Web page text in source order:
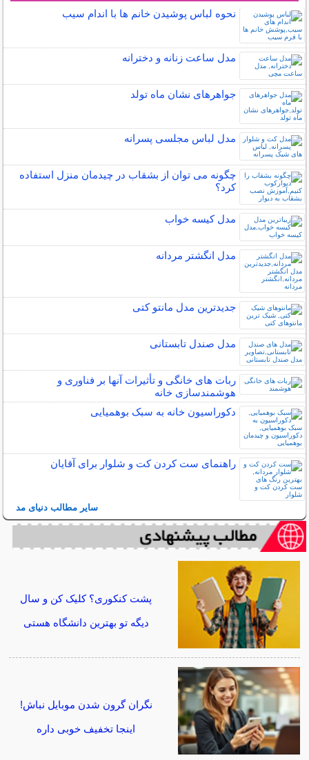
نحوه لباس پوشیدن خانم ها با اندام سیب
مدل ساعت زنانه و دخترانه
جواهرهای نشان ماه تولد
مدل لباس مجلسی پسرانه
چگونه می توان از بشقاب در چیدمان منزل استفاده
کرد؟
مدل کیسه خواب
مدل انگشتر مردانه
جدیدترین مدل مانتو کتی
مدل صندل تابستانی
ربات ‌های خانگی و تأثیرات آنها بر فناوری و
هوشمندسازی خانه
دکوراسیون خانه به سبک بوهمیایی
راهنمای ست کردن کت و شلوار برای آقایان
سایر مطالب دنیای مد
پشت کنکوری؟ کلیک کن و سال
دیگه تو بهترین دانشگاه هستی
نگران گرون شدن موبایل نباش!
اینجا تخفیف خوبی داره